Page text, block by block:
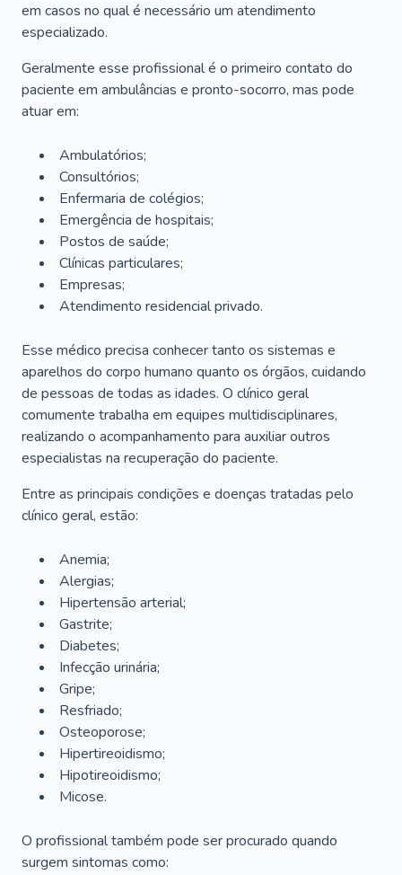
em casos no qual é necessário um atendimento
especializado.
Geralmente esse profissional é o primeiro contato do
paciente em ambulâncias e pronto-socorro, mas pode
atuar em:
Ambulatórios;
Consultórios;
Enfermaria de colégios;
Emergência de hospitais;
Postos de saúde;
Clínicas particulares;
Empresas;
Atendimento residencial privado.
Esse médico precisa conhecer tanto os sistemas e
aparelhos do corpo humano quanto os órgãos, cuidando
de pessoas de todas as idades. O clínico geral
comumente trabalha em equipes multidisciplinares,
realizando o acompanhamento para auxiliar outros
especialistas na recuperação do paciente.
Entre as principais condições e doenças tratadas pelo
clínico geral, estão:
Anemia;
Alergias;
Hipertensão arterial;
Gastrite;
Diabetes;
Infecção urinária;
Gripe;
Resfriado;
Osteoporose;
Hipertireoidismo;
Hipotireoidismo;
Micose.
O profissional também pode ser procurado quando
surgem sintomas como: